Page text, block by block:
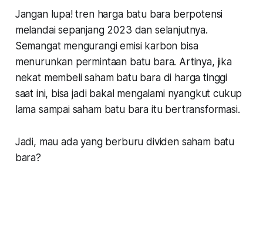
Jangan lupa! tren harga batu bara berpotensi
melandai sepanjang 2023 dan selanjutnya.
Semangat mengurangi emisi karbon bisa
menurunkan permintaan batu bara. Artinya, jika
nekat membeli saham batu bara di harga tinggi
saat ini, bisa jadi bakal mengalami nyangkut cukup
lama sampai saham batu bara itu bertransformasi.
Jadi, mau ada yang berburu dividen saham batu
bara?